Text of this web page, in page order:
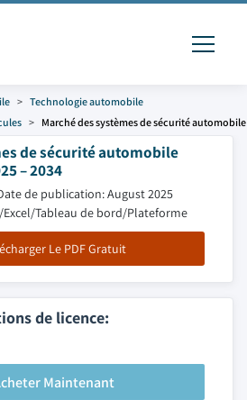
Technologie automobile
Marché des systèmes de sécurité automobile
de sécurité automobile
– 2034
de publication: August 2025
Tableau de bord/Plateforme
Le PDF Gratuit
de licence:
Maintenant